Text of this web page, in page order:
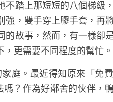
補充一句，「我喜歡吃香
踏上那短短的八個梯級，
故事，然而，有一樣卻
更需要不同程度的幫忙。